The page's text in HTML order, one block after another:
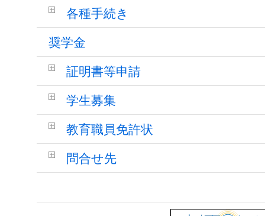
各種手続き
奨学金
証明書等申請
学生募集
教育職員免許状
問合せ先